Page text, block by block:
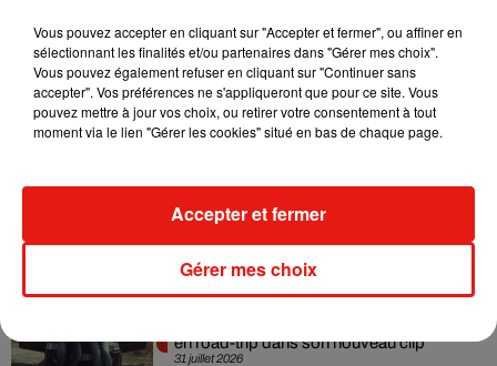
4 août 2026
Tiny Desk invite Charlie Puth pour une
live session solaire
4 août 2026
31 juillet 2026
en road-trip dans son nouveau clip
Vous pouvez accepter en cliquant sur "Accepter et fermer", ou affiner en
sélectionnant les finalités et/ou partenaires dans "Gérer mes choix".
Vous pouvez également refuser en cliquant sur "Continuer sans
accepter". Vos préférences ne s'appliqueront que pour ce site. Vous
pouvez mettre à jour vos choix, ou retirer votre consentement à tout
moment via le lien "Gérer les cookies" situé en bas de chaque page.
Gérer mes choix
Accepter et fermer